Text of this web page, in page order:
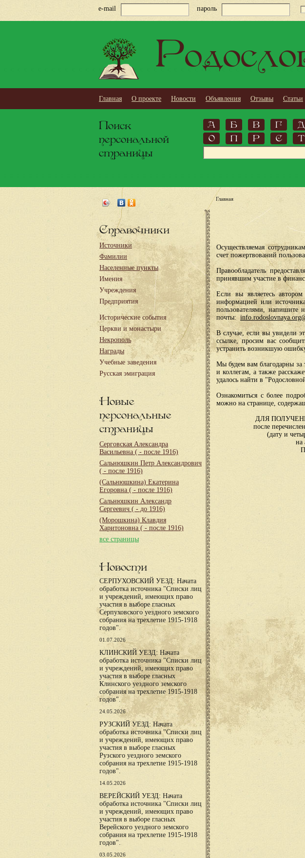
e-mail пароль
Главная О проекте Новости Объявления Отзывы Статьи
Поиск
персональной
страницы
А Б В Г Д
О
П Р С Т
Справочники
Источники
Фамилии
Населенные пункты
Имения
Учреждения
Предприятия
Исторические события
Церкви и монастыри
Некрополь
Награды
Учебные заведения
Русская эмиграция
Новые
персональные
страницы
Серговская Александра
Васильевна ( - после 1916)
Сальнюшкин Петр Александрович
( - после 1916)
(Сальнюшкина) Екатерина
Егоровна ( - после 1916)
Сальнюшкин Александр
Сергеевич ( - до 1916)
(Морошкина) Клавдия
Харитоновна ( - после 1916)
все страницы
Новости
СЕРПУХОВСКИЙ УЕЗД: Начата
обработка источника "Списки лиц
и учреждений, имеющих право
участия в выборе гласных
Серпуховского уездного земского
собрания на трехлетие 1915-1918
годов".
01.07.2026
КЛИНСКИЙ УЕЗД: Начата
обработка источника "Списки лиц
и учреждений, имеющих право
участия в выборе гласных
Клинского уездного земского
собрания на трехлетие 1915-1918
годов".
24.05.2026
РУЗСКИЙ УЕЗД: Начата
обработка источника "Списки лиц
и учреждений, имеющих право
участия в выборе гласных
Рузского уездного земского
собрания на трехлетие 1915-1918
годов".
14.05.2026
ВЕРЕЙСКИЙ УЕЗД: Начата
обработка источника "Списки лиц
и учреждений, имеющих право
участия в выборе гласных
Верейского уездного земского
собрания на трехлетие 1915-1918
годов".
03.05.2026
Главная
Осуществляемая
счет пожертвований
Правообладатель
принявшим участие в
Если вы являетесь автором
информацией или
пользователями, напишите
почты:
В случае, если вы увидели
ссылке, просим вас
устранить возникшую
Мы будем вам благодарны за
и коллегам, а также
удалось найти в
Ознакомиться с более
можно на странице,
ДЛЯ
после
(дату и
на